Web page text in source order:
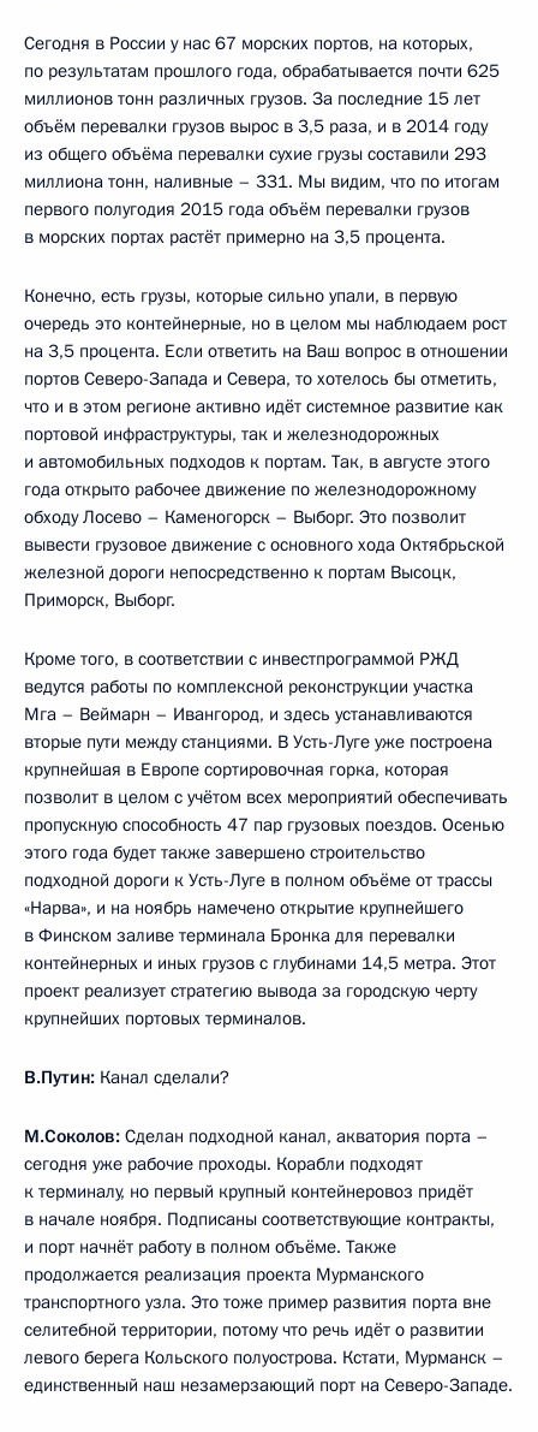
Сегодня в России у нас 67 морских портов, на которых,
по результатам прошлого года, обрабатывается почти 625
миллионов тонн различных грузов. За последние 15 лет
объём перевалки грузов вырос в 3,5 раза, и в 2014 году
из общего объёма перевалки сухие грузы составили 293
миллиона тонн, наливные – 331. Мы видим, что по итогам
первого полугодия 2015 года объём перевалки грузов
в морских портах растёт примерно на 3,5 процента.
Конечно, есть грузы, которые сильно упали, в первую
очередь это контейнерные, но в целом мы наблюдаем рост
на 3,5 процента. Если ответить на Ваш вопрос в отношении
портов Северо-Запада и Севера, то хотелось бы отметить,
что и в этом регионе активно идёт системное развитие как
портовой инфраструктуры, так и железнодорожных
и автомобильных подходов к портам. Так, в августе этого
года открыто рабочее движение по железнодорожному
обходу Лосево – Каменогорск – Выборг. Это позволит
вывести грузовое движение с основного хода Октябрьской
железной дороги непосредственно к портам Высоцк,
Приморск, Выборг.
Кроме того, в соответствии с инвестпрограммой РЖД
ведутся работы по комплексной реконструкции участка
Мга – Веймарн – Ивангород, и здесь устанавливаются
вторые пути между станциями. В Усть-Луге уже построена
крупнейшая в Европе сортировочная горка, которая
позволит в целом с учётом всех мероприятий обеспечивать
пропускную способность 47 пар грузовых поездов. Осенью
этого года будет также завершено строительство
подходной дороги к Усть-Луге в полном объёме от трассы
«Нарва», и на ноябрь намечено открытие крупнейшего
в Финском заливе терминала Бронка для перевалки
контейнерных и иных грузов с глубинами 14,5 метра. Этот
проект реализует стратегию вывода за городскую черту
крупнейших портовых терминалов.
В.Путин: Канал сделали?
М.Соколов: Сделан подходной канал, акватория порта –
сегодня уже рабочие проходы. Корабли подходят
к терминалу, но первый крупный контейнеровоз придёт
в начале ноября. Подписаны соответствующие контракты,
и порт начнёт работу в полном объёме. Также
продолжается реализация проекта Мурманского
транспортного узла. Это тоже пример развития порта вне
селитебной территории, потому что речь идёт о развитии
левого берега Кольского полуострова. Кстати, Мурманск –
единственный наш незамерзающий порт на Северо-Западе.